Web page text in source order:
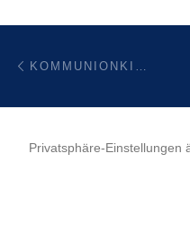
Privatsphäre-Einstellungen